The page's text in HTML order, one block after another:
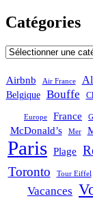
Catégories
Catégories
Airbnb Air France
Belgique Bouffe
Europe France
McDonald’s Mer
Paris Plage
Toronto Tour Eiffel
Vacances